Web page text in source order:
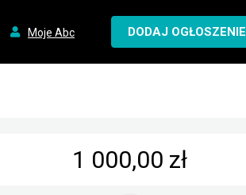
Moje Abc DODAJ OGŁOSZENIE
1 000,00 zł